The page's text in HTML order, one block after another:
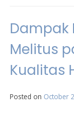
Dampak
Melitus
Kualitas
Posted on October